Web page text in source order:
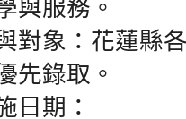
對象：花蓮縣
先錄取。
日期：